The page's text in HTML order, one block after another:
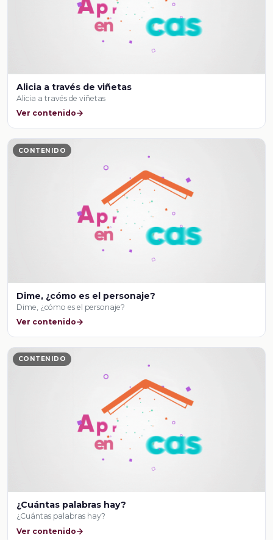
Alicia a través de viñetas
Alicia a través de viñetas
Ver contenido
CONTENIDO
Dime, ¿cómo es el personaje?
Dime, ¿cómo es el personaje?
Ver contenido
CONTENIDO
¿Cuántas palabras hay?
¿Cuántas palabras hay?
Ver contenido